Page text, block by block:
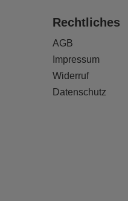
Rechtliches
AGB
Impressum
Widerruf
Datenschutz